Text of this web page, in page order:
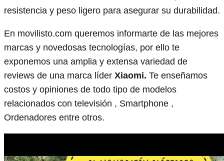
resistencia y peso ligero para asegurar su durabilidad.
En movilisto.com queremos informarte de las mejores
marcas y novedosas tecnologías, por ello te
exponemos una amplia y extensa variedad de
reviews de una marca líder Xiaomi. Te enseñamos
costos y opiniones de todo tipo de modelos
relacionados con televisión , Smartphone ,
Ordenadores entre otros.